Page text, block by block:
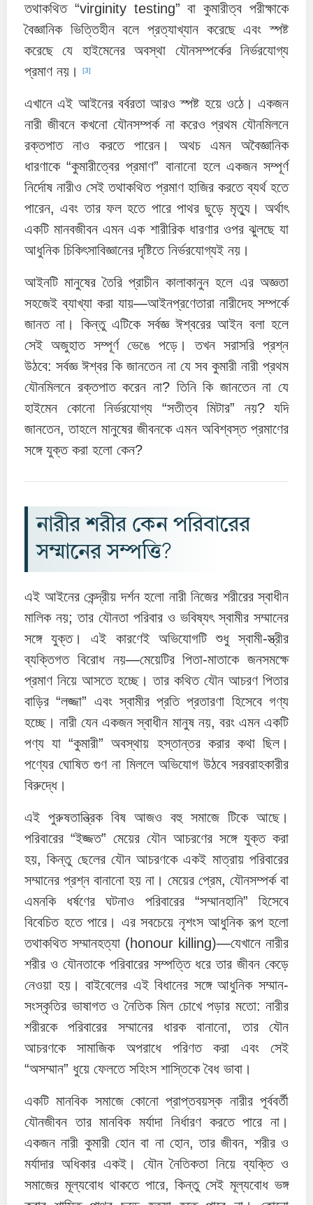
তথাকথিত “virginity testing” বা কুমারীত্ব পরীক্ষাকে
বৈজ্ঞানিক ভিত্তিহীন বলে প্রত্যাখ্যান করেছে এবং স্পষ্ট
করেছে যে হাইমেনের অবস্থা যৌনসম্পর্কের নির্ভরযোগ্য
প্রমাণ নয়।
[3]
এখানে এই আইনের বর্বরতা আরও স্পষ্ট হয়ে ওঠে। একজন
নারী জীবনে কখনো যৌনসম্পর্ক না করেও প্রথম যৌনমিলনে
রক্তপাত নাও করতে পারেন। অথচ এমন অবৈজ্ঞানিক
ধারণাকে “কুমারীত্বের প্রমাণ” বানানো হলে একজন সম্পূর্ণ
নির্দোষ নারীও সেই তথাকথিত প্রমাণ হাজির করতে ব্যর্থ হতে
পারেন, এবং তার ফল হতে পারে পাথর ছুড়ে মৃত্যু। অর্থাৎ
একটি মানবজীবন এমন এক শারীরিক ধারণার ওপর ঝুলছে যা
আধুনিক চিকিৎসাবিজ্ঞানের দৃষ্টিতে নির্ভরযোগ্যই নয়।
আইনটি মানুষের তৈরি প্রাচীন কালাকানুন হলে এর অজ্ঞতা
সহজেই ব্যাখ্যা করা যায়—আইনপ্রণেতারা নারীদেহ সম্পর্কে
জানত না। কিন্তু এটিকে সর্বজ্ঞ ঈশ্বরের আইন বলা হলে
সেই অজুহাত সম্পূর্ণ ভেঙে পড়ে। তখন সরাসরি প্রশ্ন
উঠবে: সর্বজ্ঞ ঈশ্বর কি জানতেন না যে সব কুমারী নারী প্রথম
যৌনমিলনে রক্তপাত করেন না? তিনি কি জানতেন না যে
হাইমেন কোনো নির্ভরযোগ্য “সতীত্ব মিটার” নয়? যদি
জানতেন, তাহলে মানুষের জীবনকে এমন অবিশ্বস্ত প্রমাণের
সঙ্গে যুক্ত করা হলো কেন?
নারীর শরীর কেন পরিবারের
সম্মানের সম্পত্তি?
এই আইনের কেন্দ্রীয় দর্শন হলো নারী নিজের শরীরের স্বাধীন
মালিক নয়; তার যৌনতা পরিবার ও ভবিষ্যৎ স্বামীর সম্মানের
সঙ্গে যুক্ত। এই কারণেই অভিযোগটি শুধু স্বামী-স্ত্রীর
ব্যক্তিগত বিরোধ নয়—মেয়েটির পিতা-মাতাকে জনসমক্ষে
প্রমাণ নিয়ে আসতে হচ্ছে। তার কথিত যৌন আচরণ পিতার
বাড়ির “লজ্জা” এবং স্বামীর প্রতি প্রতারণা হিসেবে গণ্য
হচ্ছে। নারী যেন একজন স্বাধীন মানুষ নয়, বরং এমন একটি
পণ্য যা “কুমারী” অবস্থায় হস্তান্তর করার কথা ছিল।
পণ্যের ঘোষিত গুণ না মিললে অভিযোগ উঠবে সরবরাহকারীর
বিরুদ্ধে।
এই পুরুষতান্ত্রিক বিষ আজও বহু সমাজে টিকে আছে।
পরিবারের “ইজ্জত” মেয়ের যৌন আচরণের সঙ্গে যুক্ত করা
হয়, কিন্তু ছেলের যৌন আচরণকে একই মাত্রায় পরিবারের
সম্মানের প্রশ্ন বানানো হয় না। মেয়ের প্রেম, যৌনসম্পর্ক বা
এমনকি ধর্ষণের ঘটনাও পরিবারের “সম্মানহানি” হিসেবে
বিবেচিত হতে পারে। এর সবচেয়ে নৃশংস আধুনিক রূপ হলো
তথাকথিত সম্মানহত্যা (honour killing)—যেখানে নারীর
শরীর ও যৌনতাকে পরিবারের সম্পত্তি ধরে তার জীবন কেড়ে
নেওয়া হয়। বাইবেলের এই বিধানের সঙ্গে আধুনিক সম্মান-
সংস্কৃতির ভাষাগত ও নৈতিক মিল চোখে পড়ার মতো: নারীর
শরীরকে পরিবারের সম্মানের ধারক বানানো, তার যৌন
আচরণকে সামাজিক অপরাধে পরিণত করা এবং সেই
“অসম্মান” ধুয়ে ফেলতে সহিংস শাস্তিকে বৈধ ভাবা।
একটি মানবিক সমাজে কোনো প্রাপ্তবয়স্ক নারীর পূর্ববর্তী
যৌনজীবন তার মানবিক মর্যাদা নির্ধারণ করতে পারে না।
একজন নারী কুমারী হোন বা না হোন, তার জীবন, শরীর ও
মর্যাদার অধিকার একই। যৌন নৈতিকতা নিয়ে ব্যক্তি ও
সমাজের মূল্যবোধ থাকতে পারে, কিন্তু সেই মূল্যবোধ ভঙ্গ